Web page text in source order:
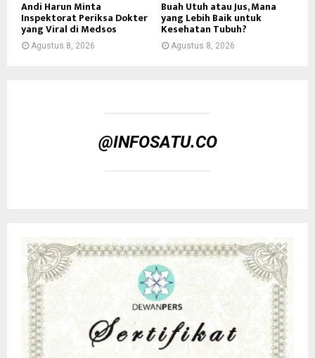
Andi Harun Minta
Inspektorat Periksa Dokter
yang Viral di Medsos
Agustus 8, 2026
Buah Utuh atau Jus, Mana
yang Lebih Baik untuk
Kesehatan Tubuh?
Agustus 8, 2026
@INFOSATU.CO